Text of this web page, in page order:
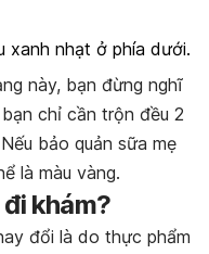
xanh nhạt ở phía dưới.
này, bạn đừng nghĩ
chỉ cần trộn đều 2
bảo quản sữa mẹ
là màu vàng.
khám?
đổi là do thực phẩm